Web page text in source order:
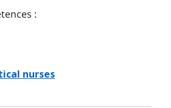
:
nurses